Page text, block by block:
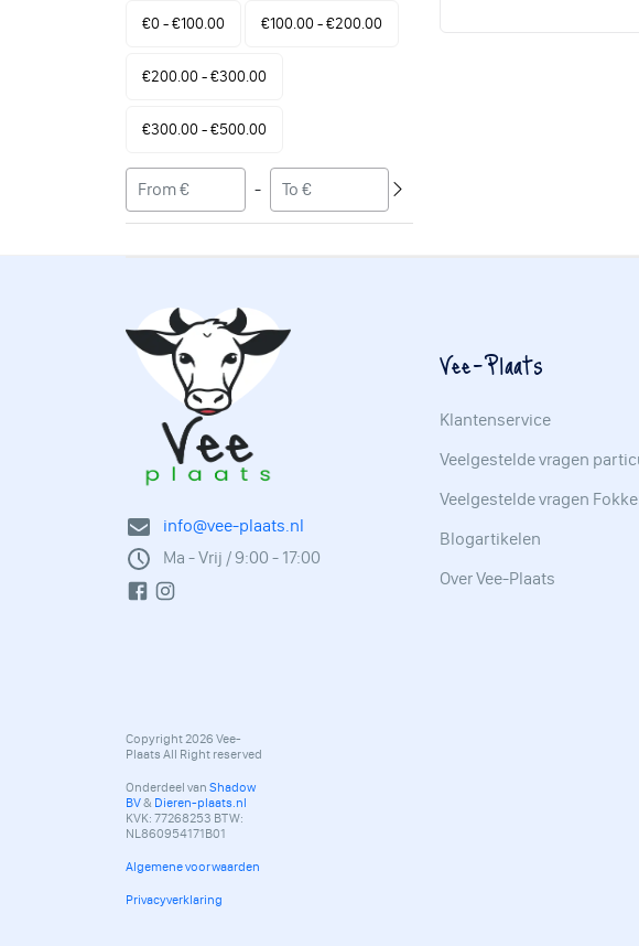
€0 - €100.00 €100.00 - €200.00
€200.00 - €300.00
€300.00 - €500.00
-
info@vee-plaats.nl
Ma - Vrij / 9:00 - 17:00
Copyright 2026 Vee-
Plaats All Right reserved
Onderdeel van Shadow
BV& Dieren-plaats.nl
KVK: 77268253 BTW:
NL860954171B01
Algemene voorwaarden
Privacyverklaring
Vee-Plaats
Klantenservice
Veelgestelde vragen
Veelgestelde vragen
Blogartikelen
Over Vee-Plaats